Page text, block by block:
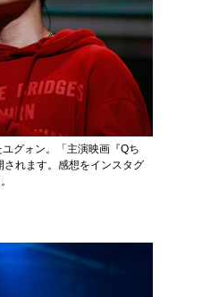
グォン。「主演映画『Qち
れます。感想をインスタグ